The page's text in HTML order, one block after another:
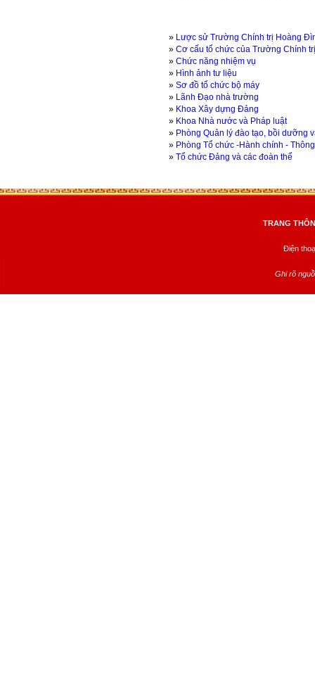
» Lược sử Trường Chính trị Hoàng
» Cơ cấu tổ chức của Trường Chính
» Chức năng nhiệm vụ
» Hình ảnh tư liệu
» Sơ đồ tổ chức bộ máy
» Lãnh Đạo nhà trường
» Khoa Xây dựng Đảng
» Khoa Nhà nước và Pháp luật
» Phòng Quản lý đào tạo, bồi dưỡng
» Phòng Tổ chức -Hành chính -
» Tổ chức Đảng và các đoàn thể
TRANG
Điện
Ghi rõ